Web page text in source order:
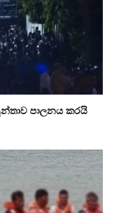
පාලනය කරයි